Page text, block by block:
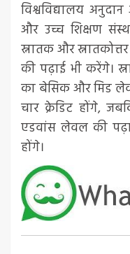
विश्वविद्यालय
और उच्च शिक्षण
स्नातक और स्नातकोत्तर
की पढ़ाई भी करेंगे।
का बेसिक और मिड
चार क्रेडिट होंगे,
एडवांस लेवल की
होंगे।